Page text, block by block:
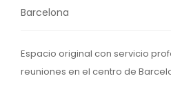
Barcelona
Espacio original con servicio
reuniones en el centro de